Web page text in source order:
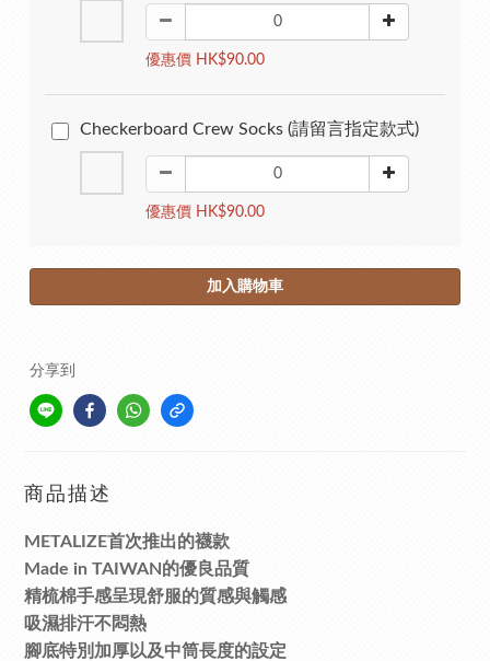
優惠價 HK$90.00
Checkerboard Crew Socks (請留言指定款式)
優惠價 HK$90.00
加入購物車
分享到
商品描述
METALIZE首次推出的襪款
Made in TAIWAN的優良品質
精梳棉手感呈現舒服的質感與觸感
吸濕排汗不悶熱
腳底特別加厚以及中筒長度的設定